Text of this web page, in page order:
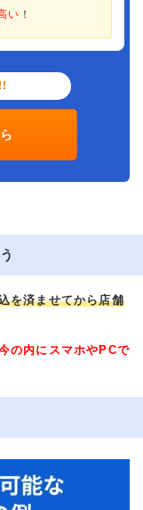
い ！
を済ませてから店舗
の内にスマホやPCで